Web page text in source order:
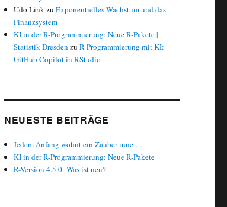
Udo LinkzuExponentielles Wachstum und das
Finanzsystem
KI in der R-Programmierung: Neue R-Pakete |
Statistik Dresden zuR-Programmierung mit KI:
GitHub Copilot in RStudio
NEUESTE BEITRÄGE
Jedem Anfang wohnt ein Zauber inne …
KI in der R-Programmierung: Neue R-Pakete
R-Version 4.5.0: Was ist neu?